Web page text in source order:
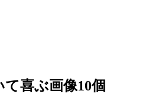
喜ぶ画像10個